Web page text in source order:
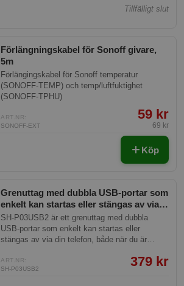
Tillfälligt slut
Förlängningskabel för Sonoff givare,
5m
Förlängingskabel för Sonoff temperatur
(SONOFF-TEMP) och temp/luftfuktighet
(SONOFF-TPHU)
ART.NR:
SONOFF-EXT
59 kr
69 kr
Köp
Grenuttag med dubbla USB-portar som
enkelt kan startas eller stängas av via
din telefon, både när du är hemma eller
på distans.
SH-P03USB2 är ett grenuttag med dubbla
USB-portar som enkelt kan startas eller
stängas av via din telefon, både när du är
ART.NR:
SH-P03USB2
379 kr